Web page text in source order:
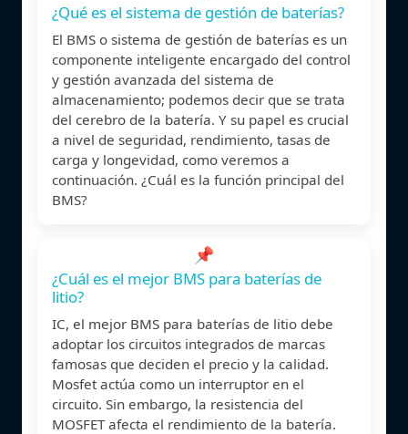
¿Qué es el sistema de gestión de baterías?
El BMS o sistema de gestión de baterías es un
componente inteligente encargado del control
y gestión avanzada del sistema de
almacenamiento; podemos decir que se trata
del cerebro de la batería. Y su papel es crucial
a nivel de seguridad, rendimiento, tasas de
carga y longevidad, como veremos a
continuación. ¿Cuál es la función principal del
BMS?
📌
¿Cuál es el mejor BMS para baterías de
litio?
IC, el mejor BMS para baterías de litio debe
adoptar los circuitos integrados de marcas
famosas que deciden el precio y la calidad.
Mosfet actúa como un interruptor en el
circuito. Sin embargo, la resistencia del
MOSFET afecta el rendimiento de la batería.